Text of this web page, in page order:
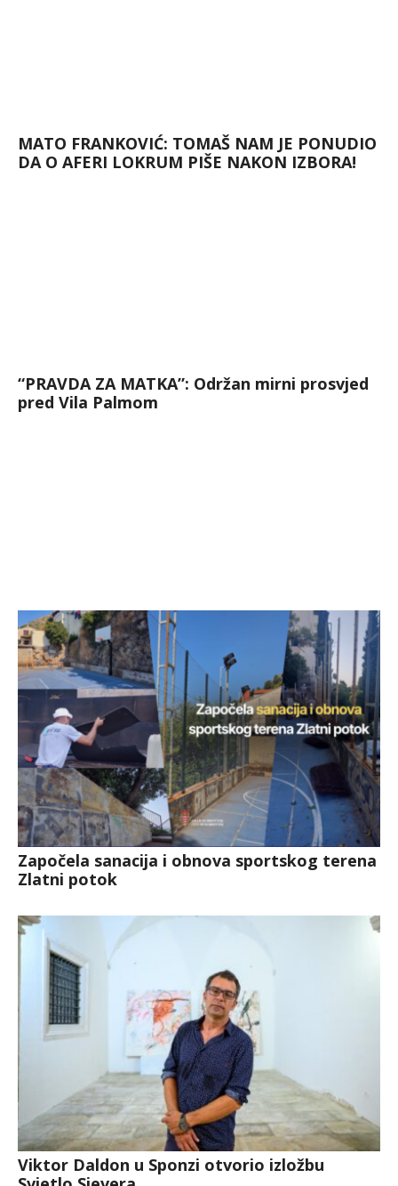
MATO FRANKOVIĆ: TOMAŠ NAM JE PONUDIO
DA O AFERI LOKRUM PIŠE NAKON IZBORA!
“PRAVDA ZA MATKA”: Održan mirni prosvjed
pred Vila Palmom
Započela sanacija i obnova sportskog terena
Zlatni potok
Viktor Daldon u Sponzi otvorio izložbu